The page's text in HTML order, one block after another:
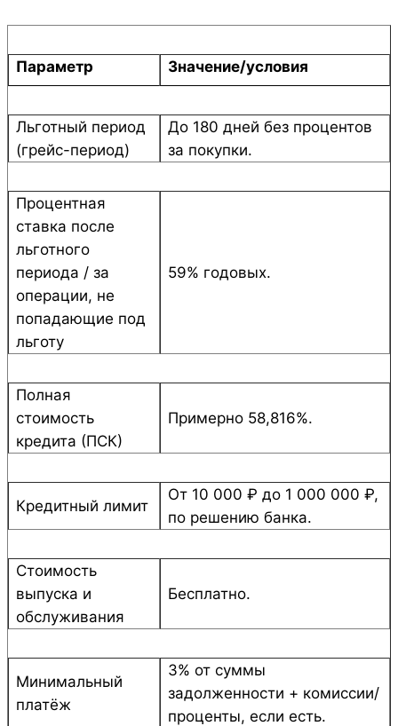
Параметр Значение/условия
Льготный период
(грейс-период)
До 180 дней без процентов
за покупки.
Процентная
ставка после
льготного
периода / за
операции, не
попадающие под
льготу
59% годовых.
Полная
стоимость
кредита (ПСК)
Примерно 58,816%.
Кредитный лимит
От 10 000 ₽ до 1 000 000 ₽,
по решению банка.
Стоимость
выпуска и
обслуживания
Бесплатно.
Минимальный
платёж
3% от суммы
задолженности + комиссии/
проценты, если есть.